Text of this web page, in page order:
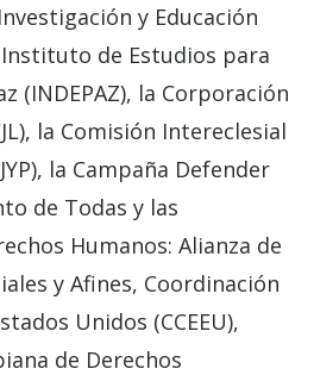
y Educación
Instituto de Estudios para
(INDEPAZ), la Corporación
la Comisión Intereclesial
la Campaña Defender
de Todas y las
Humanos: Alianza de
y Afines, Coordinación
Unidos (CCEEU),
de Derechos